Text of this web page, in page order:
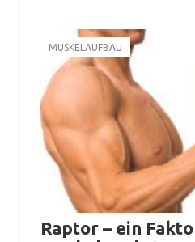
MUSKELAUFBAU
Raptor – ein